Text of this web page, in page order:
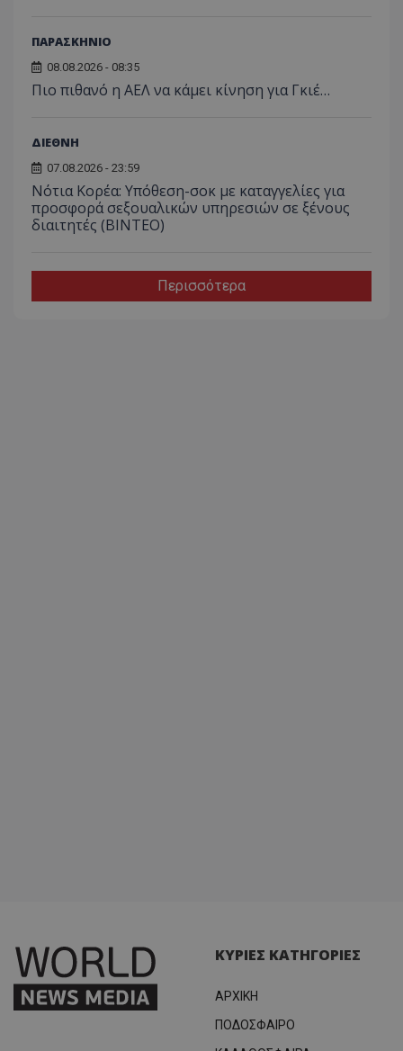
ΠΑΡΑΣΚΗΝΙΟ
08.08.2026 - 08:35
Πιο πιθανό η ΑΕΛ να κάμει κίνηση για Γκιέ…
ΔΙΕΘΝΗ
07.08.2026 - 23:59
Νότια Κορέα: Υπόθεση-σοκ με καταγγελίες για
προσφορά σεξουαλικών υπηρεσιών σε ξένους
διαιτητές (BINTEO)
Περισσότερα
ΚΥΡΙΕΣ ΚΑΤΗΓΟΡΙΕΣ
ΑΡΧΙΚΗ
ΠΟΔΟΣΦΑΙΡΟ